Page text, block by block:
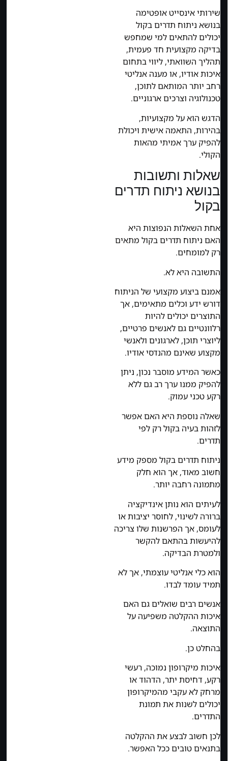
שירותי אינסייט אופטימה
בנושא ניתוח תדרים בקול
יכולים להתאים למי שמחפש
בדיקה מקצועית חד פעמית,
תהליך השוואתי, ליווי בתחום
איכות אודיו, או מענה אנליטי
רחב יותר המותאם לתוכן,
טכנולוגיה וצרכים ארגוניים.
הדגש הוא על מקצועיות,
בהירות, התאמה אישית ויכולת
להפיק ערך אמיתי מהאות
הקולי.
שאלות ותשובות
בנושא ניתוח תדרים
בקול
אחת השאלות הנפוצות היא
האם ניתוח תדרים בקול מתאים
רק למומחים.
התשובה היא לא.
אמנם ביצוע מקצועי של הניתוח
דורש ידע וכלים מתאימים, אך
התוצרים יכולים להיות
רלוונטיים גם לאנשים פרטיים,
ליוצרי תוכן, לארגונים ולאנשי
מקצוע שאינם מהנדסי אודיו.
כאשר המידע מוסבר נכון, ניתן
להפיק ממנו ערך רב גם ללא
רקע טכני עמוק.
שאלה נוספת היא האם אפשר
לזהות בעיה בקול רק לפי
תדרים.
ניתוח תדרים בקול מספק מידע
חשוב מאוד, אך הוא חלק
מתמונה רחבה יותר.
לעיתים הוא נותן אינדיקציה
ברורה לשינוי, לחוסר יציבות או
לעומס, אך הפרשנות שלו צריכה
להיעשות בהתאם להקשר
ולמטרת הבדיקה.
הוא כלי אנליטי עוצמתי, אך לא
תמיד עומד לבדו.
אנשים רבים שואלים גם האם
איכות ההקלטה משפיעה על
התוצאה.
בהחלט כן.
איכות מיקרופון נמוכה, רעשי
רקע, דחיסת יתר, הדהוד או
מרחק לא עקבי מהמיקרופון
יכולים לשנות את תמונת
התדרים.
לכן חשוב לבצע את ההקלטה
בתנאים טובים ככל האפשר.